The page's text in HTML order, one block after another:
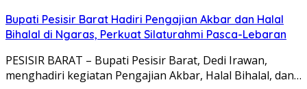
Bupati Pesisir Barat Hadiri Pengajian Akbar dan Halal
Bihalal di Ngaras, Perkuat Silaturahmi Pasca-Lebaran
PESISIR BARAT – Bupati Pesisir Barat, Dedi Irawan,
menghadiri kegiatan Pengajian Akbar, Halal Bihalal, dan…